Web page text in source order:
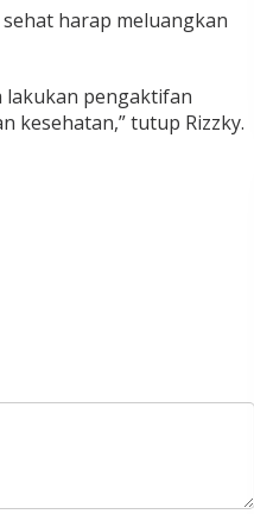
harap meluangkan
lakukan pengaktifan
kesehatan,” tutup Rizzky.